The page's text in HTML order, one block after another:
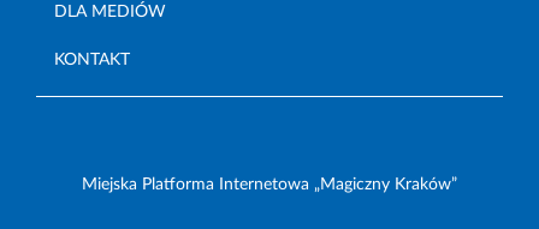
DLA MEDIÓW
KONTAKT
Miejska Platforma Internetowa „Magiczny Kraków”